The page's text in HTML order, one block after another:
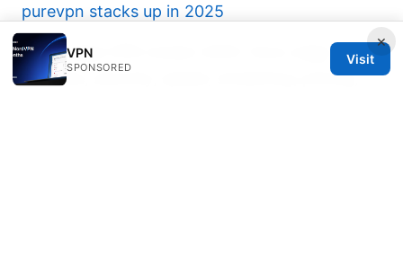
purevpn stacks up in 2025
Hoxx edge VPN review 2025: Hoxx edge
features, security, speed, streaming, pricing,
×
VPN
SPONSORED
Visit